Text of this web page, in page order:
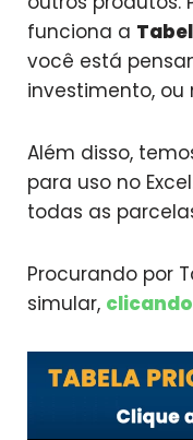
funciona a
você está
investimento,
Além disso,
para uso no
todas as
Procurando por
simular,